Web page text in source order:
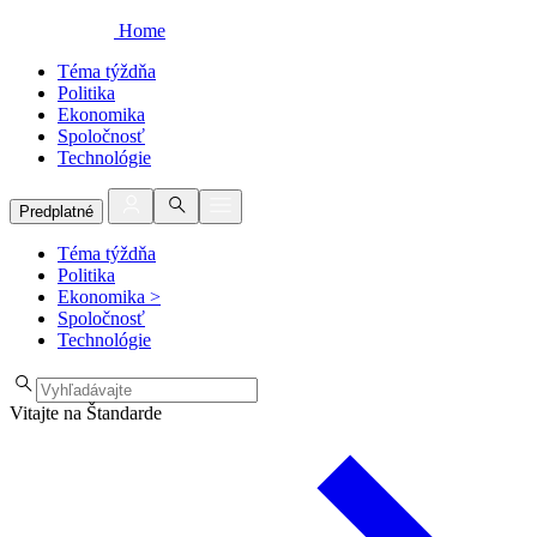
Home
Téma týždňa
Politika
Ekonomika
Spoločnosť
Technológie
Predplatné
Téma týždňa
Politika
Ekonomika >
Spoločnosť
Technológie
Vitajte na Štandarde